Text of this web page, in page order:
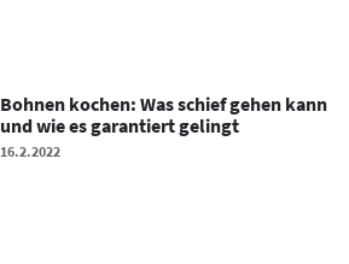
Bohnen kochen: Was schief gehen kann
und wie es garantiert gelingt
16.2.2022